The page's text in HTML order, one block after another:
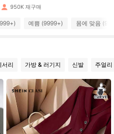
950K 재구매
예쁨 (9999+) 몸에 맞음
서리 가방 & 러기지 신발 주얼